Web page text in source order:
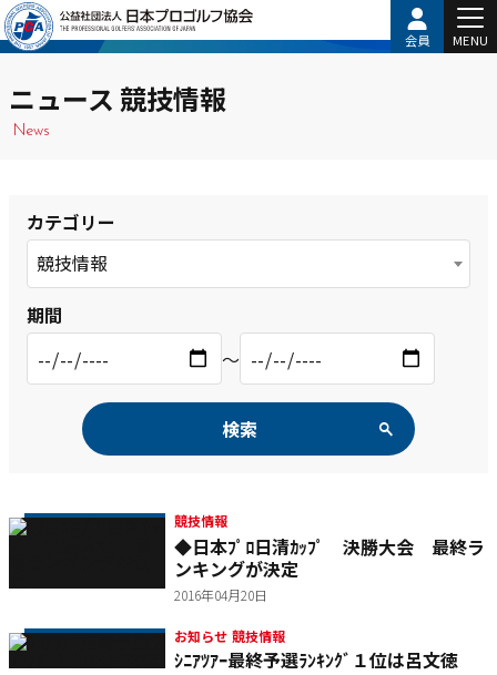
会員 MENU
ニュース 競技情報
News
カテゴリー
競技情報
期間
〜
検索
競技情報
◆日本ﾌﾟﾛ日清ｶｯﾌﾟ 決勝大会 最終ラ
ンキングが決定
2016年04月20日
お知らせ 競技情報
ｼﾆｱﾂｱｰ最終予選ﾗﾝｷﾝｸﾞ１位は呂文徳